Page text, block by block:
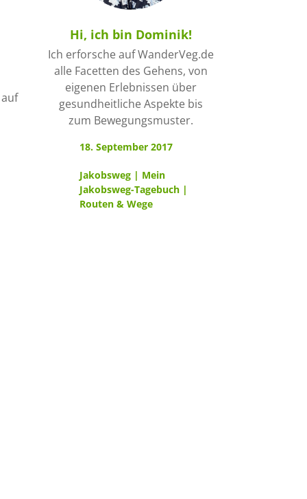
Hi, ich bin Dominik!
Ich erforsche auf WanderVeg.de
alle Facetten des Gehens, von
eigenen Erlebnissen über
gesundheitliche Aspekte bis
zum Bewegungsmuster.
18. September 2017
Jakobsweg | Mein
Jakobsweg-Tagebuch |
Routen & Wege